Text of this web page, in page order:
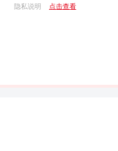
隐私说明 点击查看